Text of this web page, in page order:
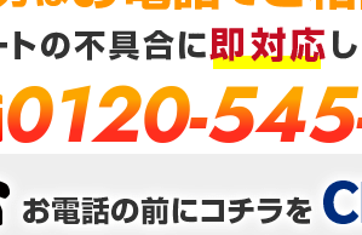
0120-